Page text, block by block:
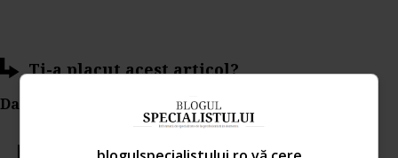
Ti-a placut acest articol?
Da Like, Printeaza sau trimite pe Email!